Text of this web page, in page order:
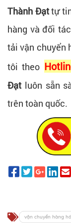
Thành Đạttự
hàng và đối
tải vận chuyển
tôi theo
Đạt luôn sẵn
trên toàn quốc.
vận chuyển hàng